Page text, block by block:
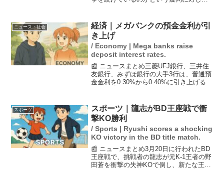
大規模攻撃から2年が経過し、停戦の合意
もある中で、イスラエル...
ニュース・社会
経済｜メガバンクの預金金利が引
き上げ
/ Economy | Mega banks raise
deposit interest rates.
📰 ニュースまとめ三菱UFJ銀行、三井住
友銀行、みずほ銀行の大手3行は、普通預
金金利を0.30%から0.40%に引き上げると
で、改定は8月3日から適用されます。今
回の利上...
スポーツ
スポーツ｜龍志がBD王座戦で衝
撃KO勝利
/ Sports | Ryushi scores a shocking
KO victory in the BD title match.
📰 ニュースまとめ3月20日に行われたBD
王座戦で、挑戦者の龍志が元K-1王者の野
田蒼を衝撃の失神KOで倒し、新たな王者